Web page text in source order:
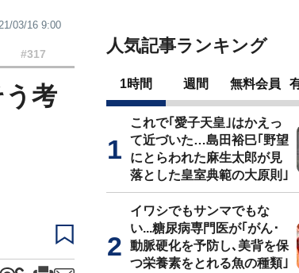
03/16 9:00
#317
考
人気記事ランキング
1時間 週間 無料会員
これで｢愛子天皇｣はかえっ
て近づいた…島田裕巳｢野望
にとらわれた麻生太郎が見
落とした皇室典範の大原則｣
イワシでもサンマでもな
い...糖尿病専門医が｢がん･
動脈硬化を予防し､美背を保
つ栄養素をとれる魚の種類｣